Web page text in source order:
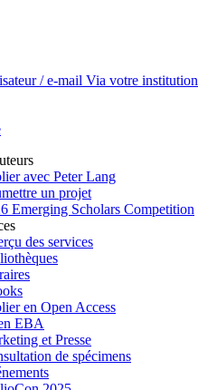
/ e-mail Via votre institution
avec Peter Lang
un projet
Emerging Scholars Competition
des services
en Open Access
EBA
et Presse
de spécimens